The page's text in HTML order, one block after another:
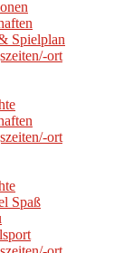
Spielplan
ort
ort
Spaß